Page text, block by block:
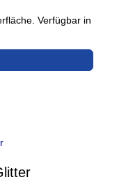
Verfügbar in